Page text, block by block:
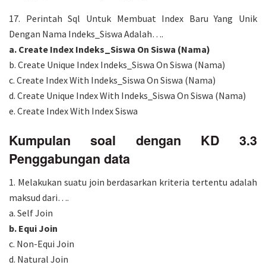
17. Perintah Sql Untuk Membuat Index Baru Yang Unik
Dengan Nama Indeks_Siswa Adalah….
a. Create Index Indeks_Siswa On Siswa (Nama)
b. Create Unique Index Indeks_Siswa On Siswa (Nama)
c. Create Index With Indeks_Siswa On Siswa (Nama)
d. Create Unique Index With Indeks_Siswa On Siswa (Nama)
e. Create Index With Index Siswa
Kumpulan soal dengan KD 3.3
Penggabungan data
1. Melakukan suatu join berdasarkan kriteria tertentu adalah
maksud dari….
a. Self Join
b. Equi Join
c. Non-Equi Join
d. Natural Join